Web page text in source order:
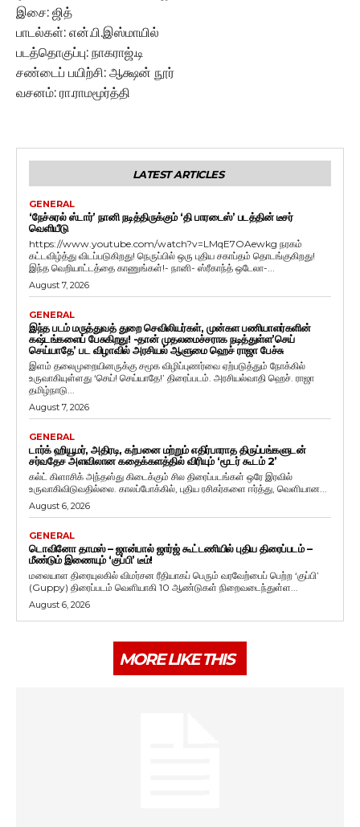
இசை: ஜித்
பாடல்கள்: என்.பி.இஸ்மாயில்
படத்தொகுப்பு: நாகராஜ்.டி
சண்டைப் பயிற்சி: ஆக்ஷன் நூர்
வசனம்: ரா.ராமமூர்த்தி
LATEST ARTICLES
GENERAL
‘நேச்சுரல் ஸ்டார்’ நானி நடித்திருக்கும் ‘தி பாரடைஸ்’ படத்தின் டீசர்
வெளியீடு
https://www.youtube.com/watch?v=LMqE7OAewkg நரகம்
கட்டவிழ்த்து விடப்படுகிறது! நெருப்பில் ஒரு புதிய சகாப்தம் தொடங்குகிறது!
இந்த வெறியாட்டத்தை காணுங்கள்!- நானி- ஸ்ரீகாந்த் ஒடேலா-...
August 7, 2026
GENERAL
இந்த படம் மருத்துவத் துறை செவிலியர்கள், முன்கள பணியாளர்களின்
கஷ்டங்களைப் பேசுகிறது! -தான் முதலமைச்சராக நடித்துள்ள’செய்
செய்யாதே’ பட விழாவில் அரசியல் ஆளுமை ஹெச் ராஜா பேச்சு
இளம் தலைமுறையினருக்கு சமூக விழிப்புணர்வை ஏற்படுத்தும் நோக்கில்
உருவாகியுள்ளது ‘செய்! செய்யாதே!’ திரைப்படம். அரசியல்வாதி ஹெச். ராஜா
தமிழ்நாடு...
August 7, 2026
GENERAL
டார்க் ஹியூமர், அதிரடி, கற்பனை மற்றும் எதிர்பாராத திருப்பங்களுடன்
சர்வதேச அளவிலான கதைக்களத்தில் விரியும் ‘மூடர் கூடம் 2’
கல்ட் கிளாசிக் அந்தஸ்து கிடைக்கும் சில திரைப்படங்கள் ஒரே இரவில்
உருவாகிவிடுவதில்லை. காலப்போக்கில், புதிய ரசிகர்களை ஈர்த்து, வெளியான...
August 6, 2026
GENERAL
டொவினோ தாமஸ் – ஜான்பால் ஜார்ஜ் கூட்டணியில் புதிய திரைப்படம் –
மீண்டும் இணையும் ‘குப்பி’ டீம்!
மலையாள திரையுலகில் விமர்சன ரீதியாகப் பெரும் வரவேற்பைப் பெற்ற ‘குப்பி’
(Guppy) திரைப்படம் வெளியாகி 10 ஆண்டுகள் நிறைவடைந்துள்ள...
August 6, 2026
MORE LIKE THIS